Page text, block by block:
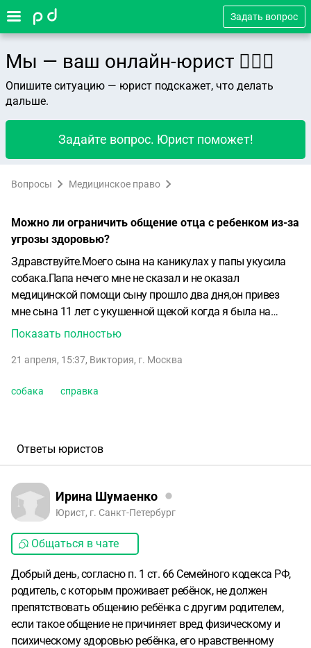
Задать вопрос
Мы — ваш онлайн-юрист 👨🏻‍⚖️
Опишите ситуацию — юрист подскажет, что делать
дальше.
Задайте вопрос. Юрист поможет!
Вопросы Медицинское право
Можно ли ограничить общение отца с ребенком из-за
угрозы здоровью?
Здравствуйте.Моего сына на каникулах у папы укусила
собака.Папа нечего мне не сказал и не оказал
медицинской помощи сыну прошло два дня,он привез
мне сына 11 лет с укушенной щекой когда я была на
работе.После чего когда заметила я он сказал что
дома.После чего я обратилась в поликлинику врач
раз того времени когда сын был у папы.Врач сказал что
ли я добиться общения со вторым ребенком дочкой 4
Показать полностью
21 апреля, 15:37, Виктория, г. Москва
собака справка
Ответы юристов
Ирина Шумаенко
Юрист, г. Санкт-Петербург
Общаться в чате
Добрый день, согласно п. 1 ст. 66 Семейного кодекса РФ,
родитель, с которым проживает ребёнок, не должен
препятствовать общению ребёнка с другим родителем,
если такое общение не причиняет вред физическому и
психическому здоровью ребёнка, его нравственному